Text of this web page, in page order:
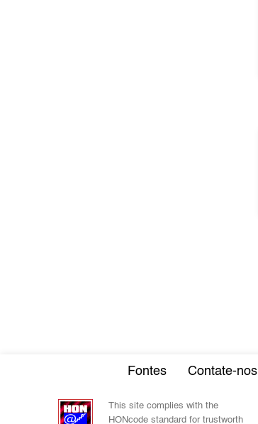
Fontes Contate-nos
This site complies with the
HONcode standard for trustworth